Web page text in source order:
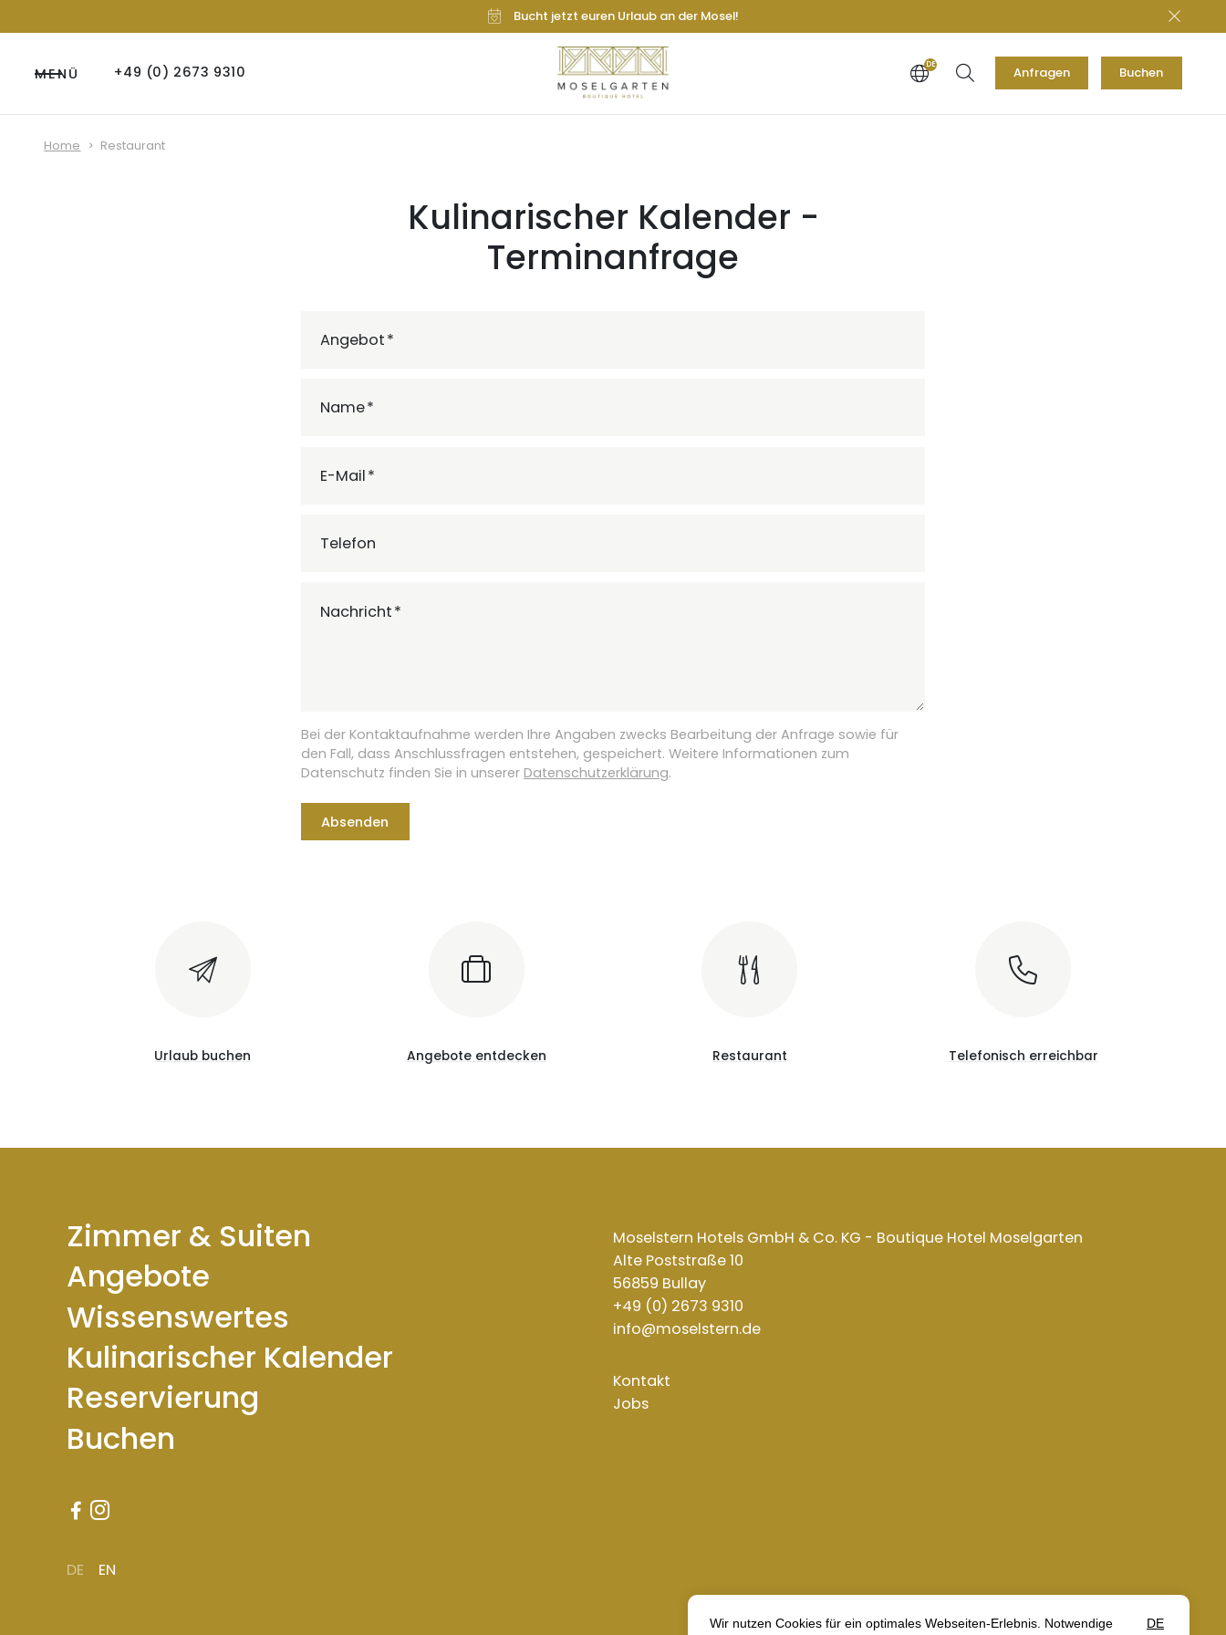
Bucht jetzt euren Urlaub an der Mosel!
MENÜ +49 (0) 2673 9310 DE Anfragen Buchen
Home Restaurant
Kulinarischer Kalender -
Terminanfrage
Angebot
Name
E-Mail
Telefon
Nachricht
Bei der Kontaktaufnahme werden Ihre Angaben zwecks Bearbeitung der Anfrage sowie für
den Fall, dass Anschlussfragen entstehen, gespeichert. Weitere Informationen zum
Datenschutz finden Sie in unserer Datenschutzerklärung.
Absenden
Urlaub buchen Angebote entdecken Restaurant Telefonisch erreichbar
Zimmer & Suiten
Angebote
Wissenswertes
Kulinarischer Kalender
Reservierung
Buchen
 
DE EN
Moselstern Hotels GmbH & Co. KG - Boutique Hotel Moselgarten
Alte Poststraße 10
56859 Bullay
+49 (0) 2673 9310
info@moselstern.de
Kontakt
Jobs